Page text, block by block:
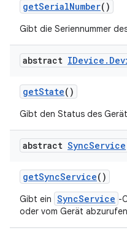
getSerialNumber()
Gibt die Seriennummer
abstract IDevice .
getState()
Gibt den Status des
abstract SyncService
getSyncService()
Gibt ein SyncService -
oder vom Gerät